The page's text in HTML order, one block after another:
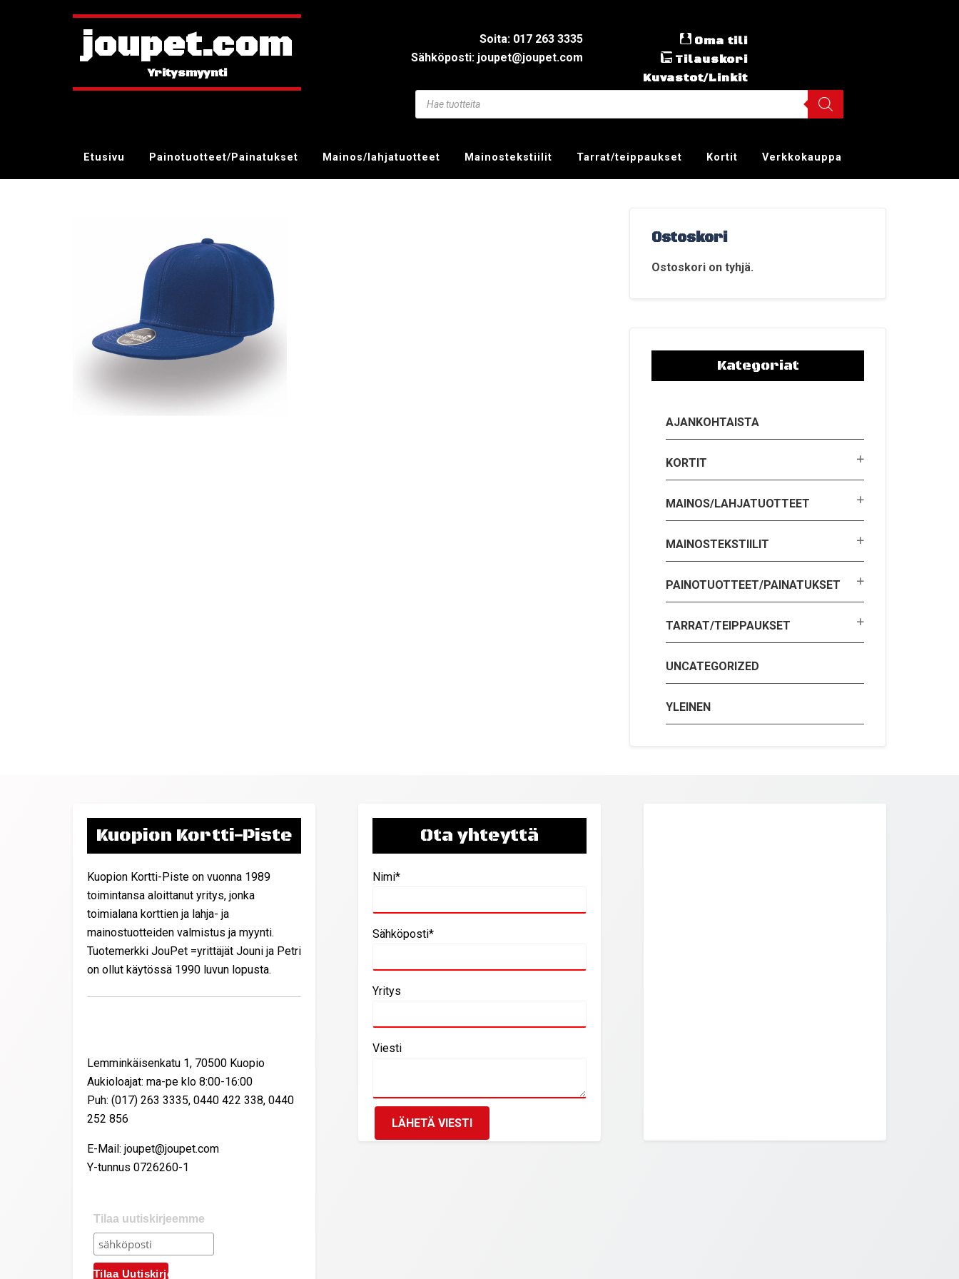
joupet.com
Soita: 017 263 3335
Sähköposti: joupet@joupet.com
Oma tili
Tilauskori
Kuvastot/Linkit
Etusivu Painotuotteet/Painatukset Mainos/lahjatuotteet Mainostekstiilit Tarrat/teippaukset Kortit Verkkokauppa
Ostoskori
Ostoskori on tyhjä.
Kategoriat
AJANKOHTAISTA
KORTIT
MAINOS/LAHJATUOTTEET
MAINOSTEKSTIILIT
PAINOTUOTTEET/PAINATUKSET
TARRAT/TEIPPAUKSET
UNCATEGORIZED
YLEINEN
Kuopion Kortti-Piste
Kuopion Kortti-Piste on vuonna 1989
toimintansa aloittanut yritys, jonka
toimialana korttien ja lahja- ja
mainostuotteiden valmistus ja myynti.
Tuotemerkki JouPet =yrittäjät Jouni ja Petri
on ollut käytössä 1990 luvun lopusta.
Lemminkäisenkatu 1, 70500 Kuopio
Aukioloajat: ma-pe klo 8:00-16:00
Puh: (017) 263 3335, 0440 422 338, 0440
252 856
E-Mail: joupet@joupet.com
Y-tunnus 0726260-1
Tilaa uutiskirjeemme
Ota yhteyttä
Nimi*
Sähköposti*
Yritys
Viesti